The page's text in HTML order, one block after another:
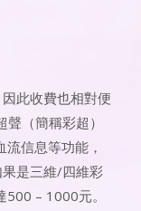
此收費也相對便
（簡稱彩超）
信息等功能，
是三維/四維彩
– 1000元。